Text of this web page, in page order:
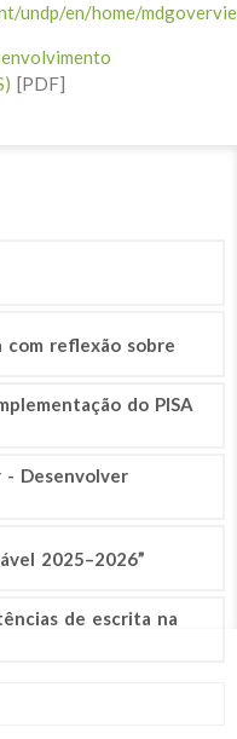
undp/en/home/
[PDF]
reflexão sobre
do PISA
- Desenvolver
2025–2026”
de escrita na